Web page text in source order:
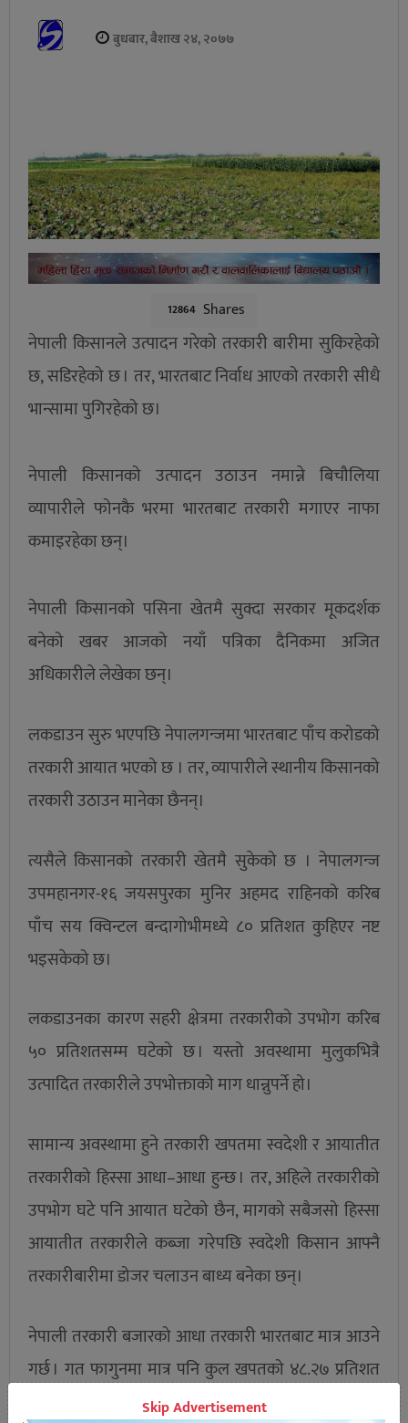
बुधबार, बैशाख २४, २०७७
12864 Shares
नेपाली किसानले उत्पादन गरेको तरकारी बारीमा सुकिरहेको
छ, सडिरहेको छ । तर, भारतबाट निर्वाध आएको तरकारी सीधै
भान्सामा पुगिरहेको छ।
नेपाली किसानको उत्पादन उठाउन नमान्ने बिचौलिया
व्यापारीले फोनकै भरमा भारतबाट तरकारी मगाएर नाफा
कमाइरहेका छन्।
नेपाली किसानको पसिना खेतमै सुक्दा सरकार मूकदर्शक
बनेको खबर आजको नयाँ पत्रिका दैनिकमा अजित
अधिकारीले लेखेका छन्।
लकडाउन सुरु भएपछि नेपालगन्जमा भारतबाट पाँच करोडको
तरकारी आयात भएको छ । तर, व्यापारीले स्थानीय किसानको
तरकारी उठाउन मानेका छैनन्।
त्यसैले किसानको तरकारी खेतमै सुकेको छ । नेपालगन्ज
उपमहानगर-१६ जयसपुरका मुनिर अहमद राहिनको करिब
पाँच सय क्विन्टल बन्दागोभीमध्ये ८० प्रतिशत कुहिएर नष्ट
भइसकेको छ।
लकडाउनका कारण सहरी क्षेत्रमा तरकारीको उपभोग करिब
५० प्रतिशतसम्म घटेको छ । यस्तो अवस्थामा मुलुकभित्रै
उत्पादित तरकारीले उपभोक्ताको माग धान्नुपर्ने हो।
सामान्य अवस्थामा हुने तरकारी खपतमा स्वदेशी र आयातीत
तरकारीको हिस्सा आधा–आधा हुन्छ । तर, अहिले तरकारीको
उपभोग घटे पनि आयात घटेको छैन, मागको सबैजसो हिस्सा
आयातीत तरकारीले कब्जा गरेपछि स्वदेशी किसान आफ्नै
तरकारीबारीमा डोजर चलाउन बाध्य बनेका छन्।
नेपाली तरकारी बजारको आधा तरकारी भारतबाट मात्र आउने
गर्छ । गत फागुनमा मात्र पनि कुल खपतको ४८.२७ प्रतिशत
तरकारी भारतबाट आयात भएको थियो ।
Skip Advertisement